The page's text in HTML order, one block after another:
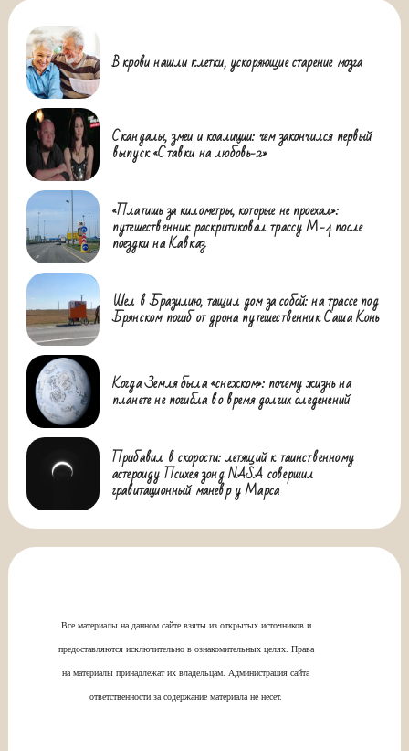
В крови нашли клетки, ускоряющие старение мозга
Скандалы, змеи и коалиции: чем закончился первый
выпуск «Ставки на любовь-2»
«Платишь за километры, которые не проехал»:
путешественник раскритиковал трассу М-4 после
поездки на Кавказ
Шел в Бразилию, тащил дом за собой: на трассе под
Брянском погиб от дрона путешественник Саша Конь
Когда Земля была «снежком»: почему жизнь на
планете не погибла во время долгих оледенений
Прибавил в скорости: летящий к таинственному
астероиду Психея зонд NASA совершил
гравитационный маневр у Марса
Все материалы на данном сайте взяты из открытых источников и
предоставляются исключительно в ознакомительных целях. Права
на материалы принадлежат их владельцам. Администрация сайта
ответственности за содержание материала не несет.